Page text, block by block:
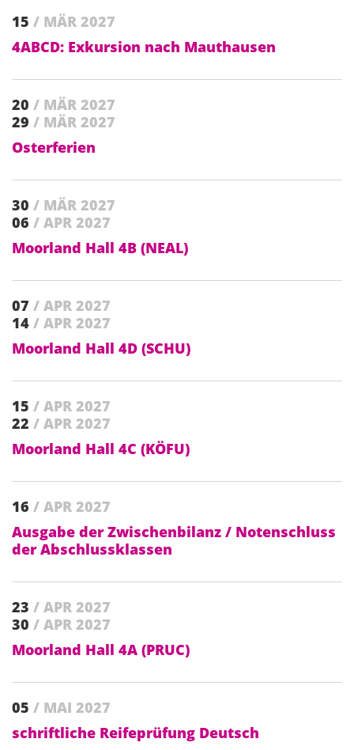
15 / MÄR 2027
4ABCD: Exkursion nach Mauthausen
20 / MÄR 2027
29 / MÄR 2027
Osterferien
30 / MÄR 2027
06 / APR 2027
Moorland Hall 4B (NEAL)
07 / APR 2027
14 / APR 2027
Moorland Hall 4D (SCHU)
15 / APR 2027
22 / APR 2027
Moorland Hall 4C (KÖFU)
16 / APR 2027
Ausgabe der Zwischenbilanz / Notenschluss
der Abschlussklassen
23 / APR 2027
30 / APR 2027
Moorland Hall 4A (PRUC)
05 / MAI 2027
schriftliche Reifeprüfung Deutsch